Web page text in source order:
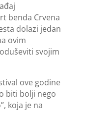
benda Crvena
dolazi jedan
ovim
svojim
ove godine
biti bolji nego
koja je na